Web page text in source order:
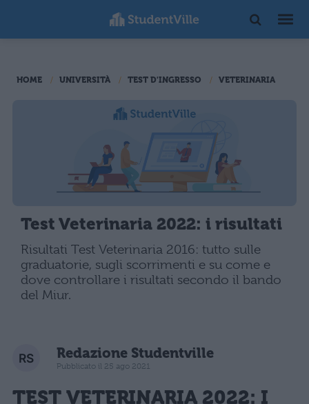
HOME UNIVERSITÀ TEST D'INGRESSO VETERINARIA
Test Veterinaria 2022: i risultati
Risultati Test Veterinaria 2016: tutto sulle
graduatorie, sugli scorrimenti e su come e
dove controllare i risultati secondo il bando
del Miur.
Redazione Studentville
Pubblicato il 25 ago 2021
TEST VETERINARIA 2022: I